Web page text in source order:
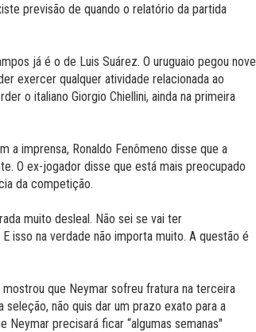
previsão de quando o relatório da partida
já é o de Luis Suárez. O uruguaio pegou nove
exercer qualquer atividade relacionada ao
o italiano Giorgio Chiellini, ainda na primeira
a imprensa, Ronaldo Fenômeno disse que a
O ex-jogador disse que está mais preocupado
da competição.
muito desleal. Não sei se vai ter
isso na verdade não importa muito. A questão é
que Neymar sofreu fratura na terceira
não quis dar um prazo exato para a
Neymar precisará ficar “algumas semanas"